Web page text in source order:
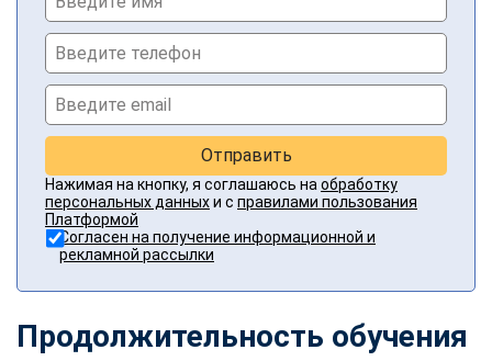
Отправить
Нажимая на кнопку, я соглашаюсь на обработку
персональных данныхи с правилами пользования
Платформой
Согласен на получение информационной и
рекламной рассылки
Продолжительность обучения